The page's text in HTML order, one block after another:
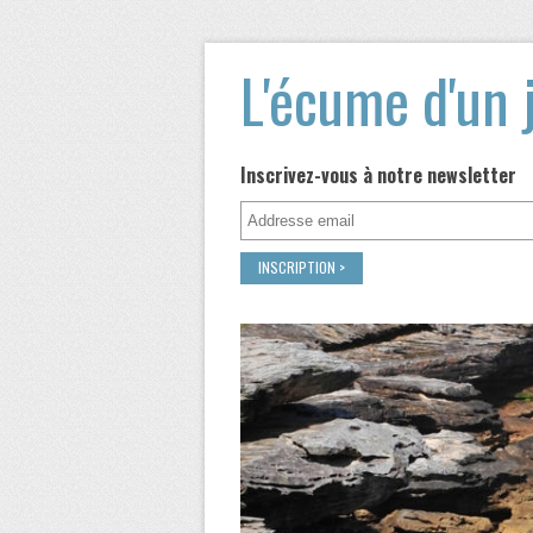
L'écume
Inscrivez-vous à notre newsletter